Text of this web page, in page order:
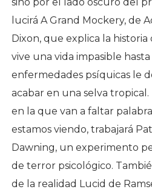
lucirá A Grand Mockery, de
Dixon, que explica la
vive una vida impasible
enfermedades psíquicas le
acabar en una selva tropical.
en la que van a faltar
estamos viendo, trabajará
Dawning, un experimento
de terror psicológico.
de la realidad Lucid de